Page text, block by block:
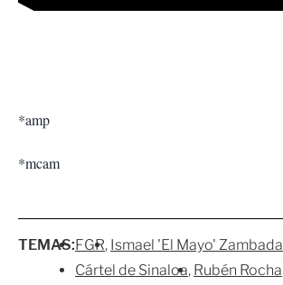
*amp
*mcam
TEMAS:FGR Ismael 'El Mayo' Zambada
Cártel de Sinaloa Rubén Rocha